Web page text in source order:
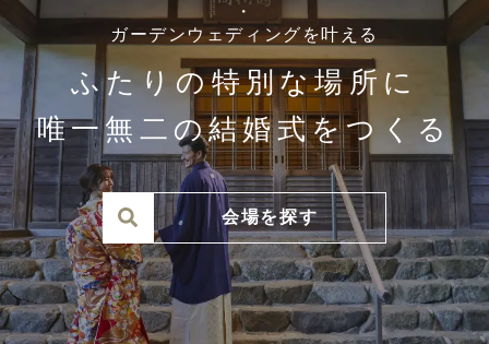
・
ガーデンウェディングを叶える
ふたりの特別な場所に
唯一無二の結婚式をつくる
会場を探す